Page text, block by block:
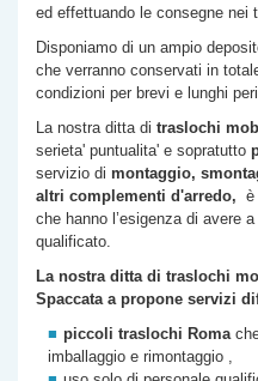
ed effettuando le consegne nei
Disponiamo di un ampio
che verranno conservati in
condizioni per brevi e lunghi
La nostra ditta di traslochi
serieta' puntualita' e sopratutto
servizio di montaggio,
altri complementi d'arredo, è
che hanno l’esigenza di avere
qualificato.
La nostra ditta di traslochi
Spaccataa propone servizi
piccoli traslochi Roma
imballaggio e rimontaggio ,